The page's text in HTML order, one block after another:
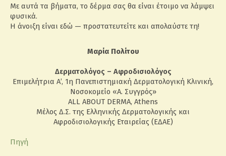
Με αυτά τα βήματα, το δέρμα σας θα είναι έτοιμο να λάμψει
φυσικά.
Η άνοιξη είναι εδώ — προστατευτείτε και απολαύστε τη!
Μαρία Πολίτου
Δερματολόγος – Αφροδισιολόγος
Επιμελήτρια Α’, 1η Πανεπιστημιακή Δερματολογική Κλινική,
Νοσοκομείο «Α. Συγγρός»
ALL ABOUT DERMA, Athens
Μέλος Δ.Σ. της Ελληνικής Δερματολογικής και
Αφροδισιολογικής Εταιρείας (ΕΔΑΕ)
Πηγή